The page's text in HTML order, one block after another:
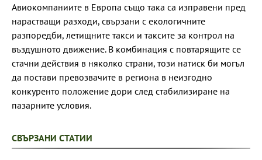
Авиокомпаниите в Европа също така са изправени пред
нарастващи разходи, свързани с екологичните
разпоредби, летищните такси и таксите за контрол на
въздушното движение. В комбинация с повтарящите се
стачни действия в няколко страни, този натиск би могъл
да постави превозвачите в региона в неизгодно
конкуренто положение дори след стабилизиране на
пазарните условия.
СВЪРЗАНИ СТАТИИ